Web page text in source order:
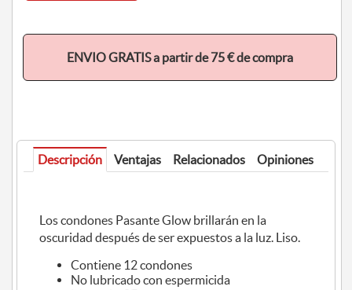
ENVIO GRATIS a partir de 75 € de compra
Descripción Ventajas Relacionados Opiniones
Los condones Pasante Glow brillarán en la
oscuridad después de ser expuestos a la luz. Liso.
Contiene 12 condones
No lubricado con espermicida